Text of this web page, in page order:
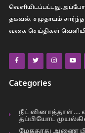
தகவல், சமுதாயம் சார்ந்த
வகை செய்திகள்
Categories
நீட் வினாத்தாள்….
தப்பியோட